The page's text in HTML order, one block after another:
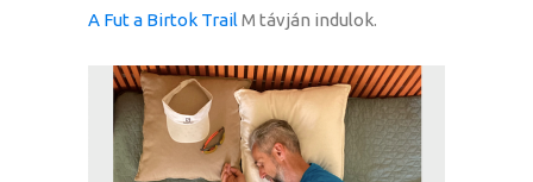
A Fut a Birtok Trail M távján indulok.